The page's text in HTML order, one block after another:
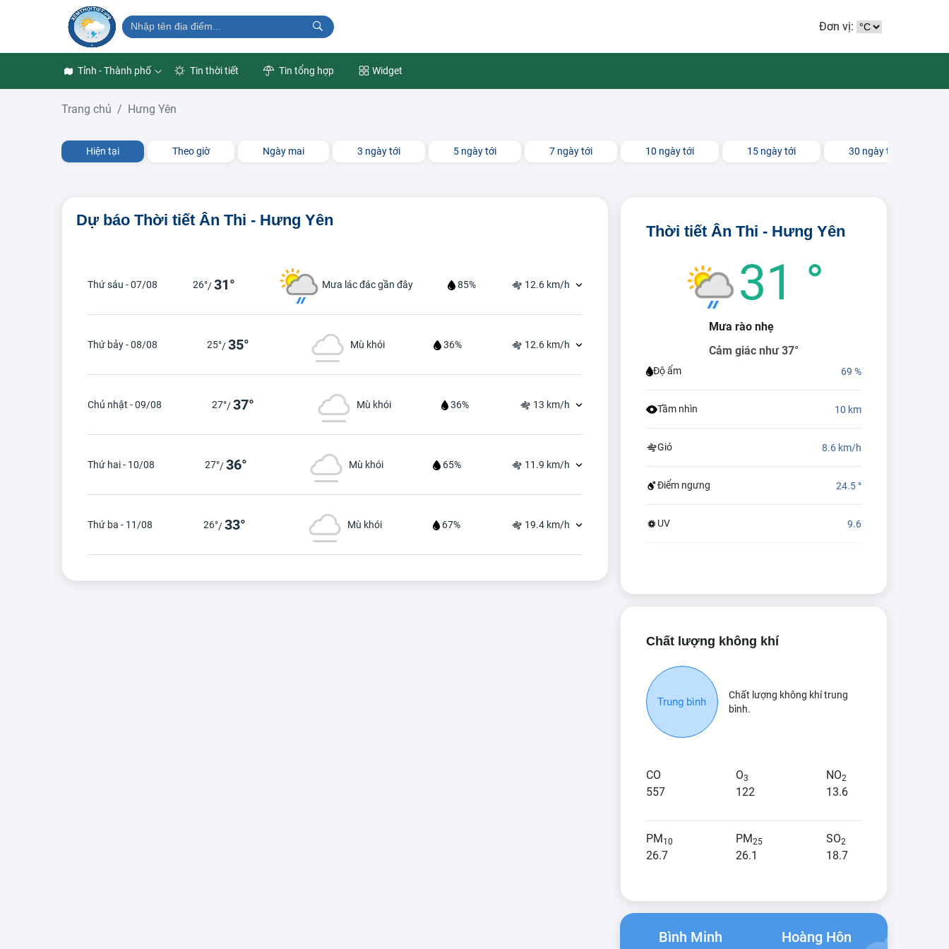
Đơn vị:
Tỉnh - Thành phố Tin thời tiết Tin tổng hợp Widget
Trang chủ Hưng Yên
Hiện tại Theo giờ Ngày mai 3 ngày tới 5 ngày tới 7 ngày tới 10 ngày tới 15 ngày tới 30 ngày tới
Dự báo Thời tiết Ân Thi - Hưng Yên
Thứ sáu - 07/08 26°/31° Mưa lác đác gần đây 85% 12.6 km/h
Thứ bảy - 08/08 25°/35° Mù khói 36% 12.6 km/h
Chủ nhật - 09/08 27°/37° Mù khói 36% 13 km/h
Thứ hai - 10/08 27°/36° Mù khói 65% 11.9 km/h
Thứ ba - 11/08 26°/33° Mù khói 67% 19.4 km/h
Thời tiết Ân Thi - Hưng Yên
31 °
Mưa rào nhẹ
Cảm giác như 37°
Độ ẩm 69 %
Tầm nhìn 10 km
Gió 8.6 km/h
Điểm ngưng 24.5 °
UV 9.6
Chất lượng không khí
Trung bình
Chất lượng không khí trung
bình.
CO
557
O3
122
NO2
13.6
PM10
26.7
PM25
26.1
SO2
18.7
Bình Minh Hoàng Hôn